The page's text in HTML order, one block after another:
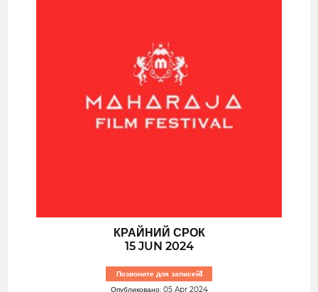
КРАЙНИЙ СРОК
15 JUN 2024
Позвоните для записей!
Опубликовано: 05 Apr 2024